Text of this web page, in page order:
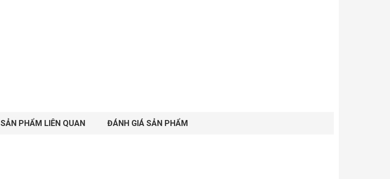
SẢN PHẨM LIÊN QUAN ĐÁNH GIÁ SẢN PHẨM